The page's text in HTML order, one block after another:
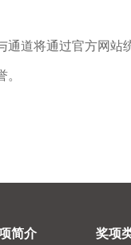
道将通过官方网
简介 奖项